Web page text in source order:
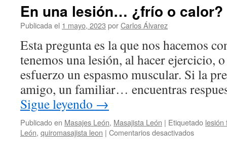
En una lesión… ¿frío o calor?
Publicada el 1 mayo, 2023 porCarlos Álvarez
Esta pregunta es la que nos hacemos
tenemos una lesión, al hacer ejercicio,
esfuerzo un espasmo muscular. Si la
amigo, un familiar… encuentras
Sigue leyendo →
Publicado en Masajes León, Masajista León | Etiquetado lesión
León, quiromasajista leon | Comentarios desactivadosen